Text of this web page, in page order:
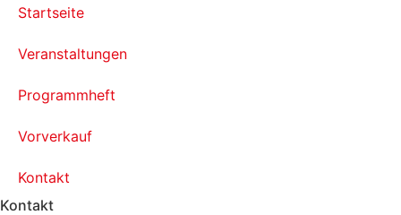
Startseite
Veranstaltungen
Programmheft
Vorverkauf
Kontakt
Kontakt